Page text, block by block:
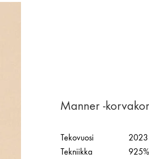
Manner -
Tekovuosi
2023
Tekniikka